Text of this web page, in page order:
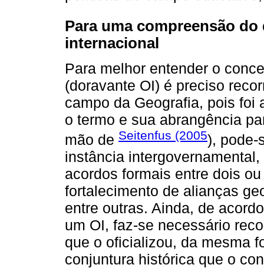
Para uma compreensão
internacional
Para melhor entender o
(doravante OI) é preciso
campo da Geografia, pois foi
o termo e sua abrangência
mão de Seitenfus (2005), pode-
instância
acordos formais entre dois
fortalecimento de alianças
entre outras. Ainda, de
um OI, faz-se necessário
que o oficializou, da mesma
conjuntura histórica que o